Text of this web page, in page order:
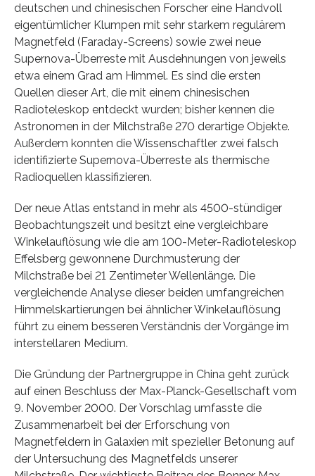
deutschen und chinesischen Forscher eine Handvoll
eigentümlicher Klumpen mit sehr starkem regulärem
Magnetfeld (Faraday-Screens) sowie zwei neue
Supernova-Überreste mit Ausdehnungen von jeweils
etwa einem Grad am Himmel. Es sind die ersten
Quellen dieser Art, die mit einem chinesischen
Radioteleskop entdeckt wurden; bisher kennen die
Astronomen in der Milchstraße 270 derartige Objekte.
Außerdem konnten die Wissenschaftler zwei falsch
identifizierte Supernova-Überreste als thermische
Radioquellen klassifizieren.
Der neue Atlas entstand in mehr als 4500-stündiger
Beobachtungszeit und besitzt eine vergleichbare
Winkelauflösung wie die am 100-Meter-Radioteleskop
Effelsberg gewonnene Durchmusterung der
Milchstraße bei 21 Zentimeter Wellenlänge. Die
vergleichende Analyse dieser beiden umfangreichen
Himmelskartierungen bei ähnlicher Winkelauflösung
führt zu einem besseren Verständnis der Vorgänge im
interstellaren Medium.
Die Gründung der Partnergruppe in China geht zurück
auf einen Beschluss der Max-Planck-Gesellschaft vom
9. November 2000. Der Vorschlag umfasste die
Zusammenarbeit bei der Erforschung von
Magnetfeldern in Galaxien mit spezieller Betonung auf
der Untersuchung des Magnetfelds unserer